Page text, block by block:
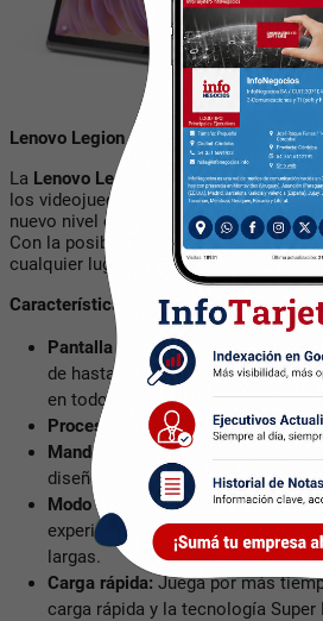
Lenovo Legion Go: el regalo soñado
La Lenovo Legion Go
es la opción
los videojuegos. Esta consola portátil
nuevo nivel con su rendimiento
Con la posibilidad de disfrutar de
cualquier lugar.
Características principales:
Pantalla QHD+ de 8,8 pulgadas:
de hasta 144 Hz, disfruta de
en todos tus juegos favoritos.
Procesador AMD ryzen Z1
Mandos desmontables:
Con
diseño ergonómico.
Modo sobremesa:La base
experiencia de juego más
largas.
Carga rápida: Juega por más
carga rápida y la tecnología Super